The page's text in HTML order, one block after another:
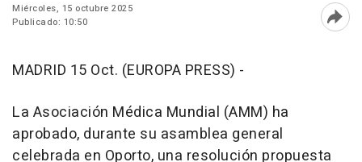
Miércoles, 15 octubre 2025
Publicado: 10:50
MADRID 15 Oct. (EUROPA PRESS) -
La Asociación Médica Mundial (AMM) ha
aprobado, durante su asamblea general
celebrada en Oporto, una resolución propuesta